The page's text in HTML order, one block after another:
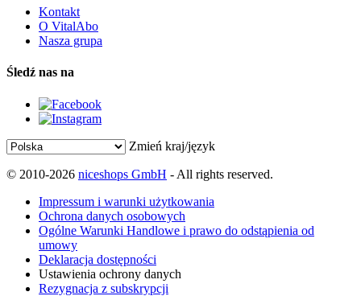
Kontakt
O VitalAbo
Nasza grupa
Śledź nas na
Zmień kraj/język
© 2010-2026 niceshops GmbH - All rights reserved.
Impressum i warunki użytkowania
Ochrona danych osobowych
Ogólne Warunki Handlowe i prawo do odstąpienia od
umowy
Deklaracja dostępności
Ustawienia ochrony danych
Rezygnacja z subskrypcji